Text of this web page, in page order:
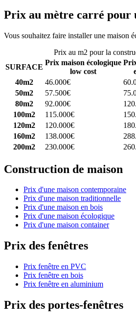
Prix au mètre carré pour
Vous souhaitez faire installer une maison
Prix au m2 pour la
SURFACE
Prix maison écologique
low cost
40m2
46.000€
50m2
57.500€
80m2
92.000€
100m2
115.000€
120m2
120.000€
160m2
138.000€
200m2
230.000€
Construction de maison
Prix d'une maison contemporaine
Prix d'une maison traditionnelle
Prix d'une maison en bois
Prix d'une maison écologique
Prix d'une maison container
Prix des fenêtres
Prix fenêtre en PVC
Prix fenêtre en bois
Prix fenêtre en aluminium
Prix des portes-fenêtres